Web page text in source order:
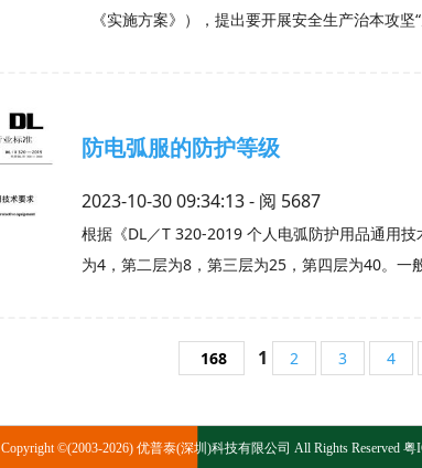
《实施方案》），提出要开展安全生产治本攻坚
防电弧服的防护等级
2023-10-30 09:34:13 - 阅 5687
根据《DL／T 320-2019 个人电弧防护用品通用
为4，第二层为8，第三层为25，第四层为40。一
168 1 2 3 4
Copyright ©(2003-2026) 优普泰(深圳)科技有限公司 All Rights Reserved 粤